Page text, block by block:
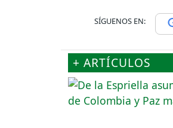
SÍGUENOS EN:
+ ARTÍCULOS